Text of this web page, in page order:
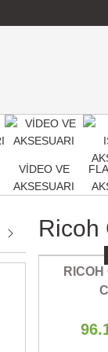
VİDEO VE
AKSESUARI
Ricoh
RICOH